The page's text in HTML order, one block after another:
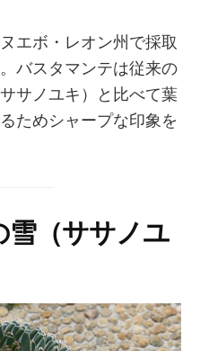
エボ・レオン州で採取
バスタマンテは従来の
サノユキ）と比べて葉
ためシャープな印象を
雪（ササノユ